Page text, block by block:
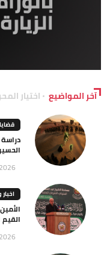
آخر المواضيع اختيار